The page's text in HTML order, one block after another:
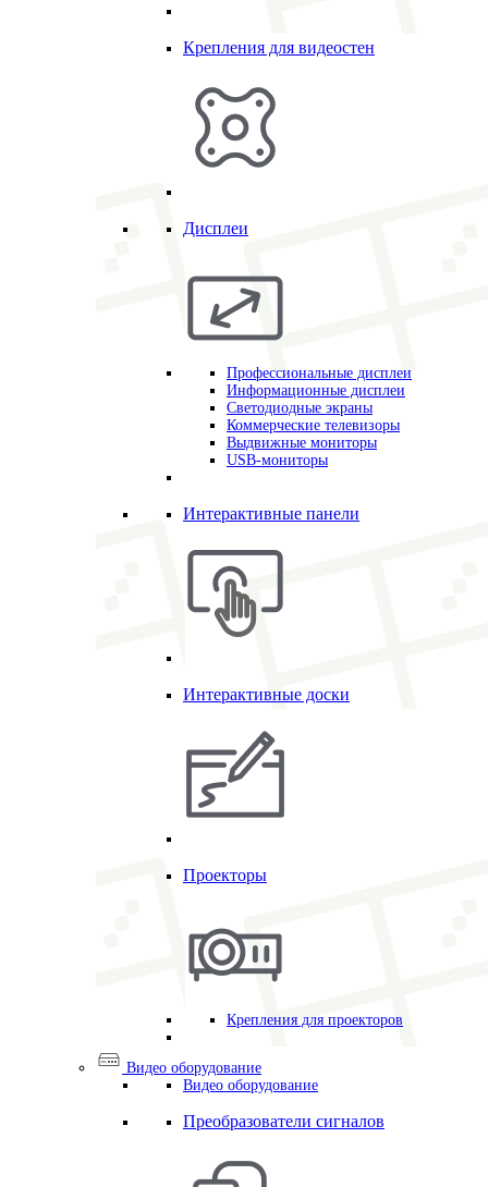
Крепления для видеостен
Дисплеи
Профессиональные дисплеи
Информационные дисплеи
Светодиодные экраны
Коммерческие телевизоры
Выдвижные мониторы
USB-мониторы
Интерактивные панели
Интерактивные доски
Проекторы
Крепления для проекторов
Видео оборудование
Видео оборудование
Преобразователи сигналов